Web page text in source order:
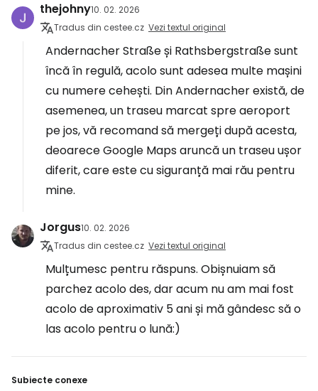
thejohny10. 02. 2026
Tradus din cestee.cz Vezi textul original
Andernacher Straße și Rathsbergstraße sunt
încă în regulă, acolo sunt adesea multe mașini
cu numere cehești. Din Andernacher există, de
asemenea, un traseu marcat spre aeroport
pe jos, vă recomand să mergeți după acesta,
deoarece Google Maps aruncă un traseu ușor
diferit, care este cu siguranță mai rău pentru
mine.
Jorgus10. 02. 2026
Tradus din cestee.cz Vezi textul original
Mulțumesc pentru răspuns. Obișnuiam să
parchez acolo des, dar acum nu am mai fost
acolo de aproximativ 5 ani și mă gândesc să o
las acolo pentru o lună:)
Subiecte conexe